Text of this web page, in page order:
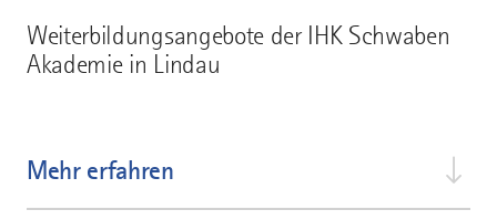
Weiterbildungsangebote der IHK Schwaben
Akademie in Lindau
Mehr erfahren